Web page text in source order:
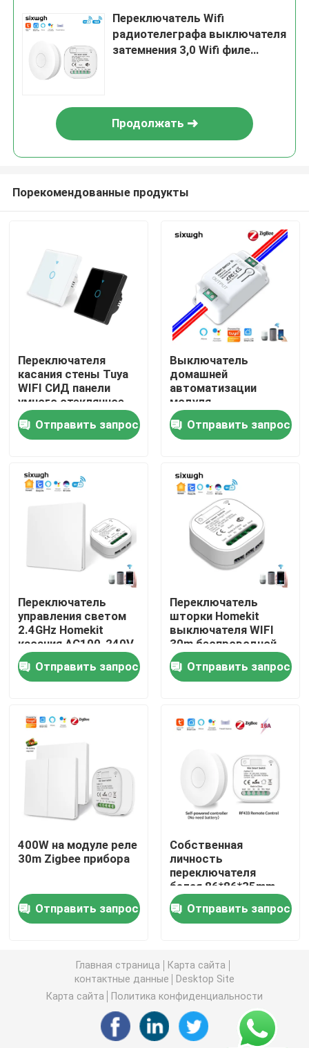
Продукты
О нас
Свяжитесь мы
Спросите цитату
Переключатель Homekit умный
Смарт-переключатель Zigbee
Беспроводной переключатель дистанционного
Переключатель касания Zigbee
Гнездо Wifi умное
Гнездо Zigbee умное
Само- приведенный в действие беспроводной
Умный датчик тревоги
Переключатель Wifi
радиотелеграфа выключателя
затемнения 3,0 Wifi филе
Продолжать
Порекомендованные продукты
Переключателя
касания стены Tuya
WIFI СИД панели
умного стеклянное
Отправить запрос
Выключатель
домашней
автоматизации
модуля
переключателя
SIXWGH Tuya Zigbee
умный умный
Отправить запрос
Переключатель
управления светом
2.4GHz Homekit
касания AC100-240V
Zigbee
Отправить запрос
Переключатель
шторки Homekit
выключателя WIFI
30m беспроводной
Wifi
Отправить запрос
400W на модуле реле
30m Zigbee прибора
Отправить запрос
Собственная
личность
переключателя
белая 86*86*35mm
касания Wifi Zigbee
производя модуль
Zigbee Wifi
Отправить запрос
Главная страница
Карта сайта
контактные данные
Desktop Site
Карта сайта
Политика конфиденциальности